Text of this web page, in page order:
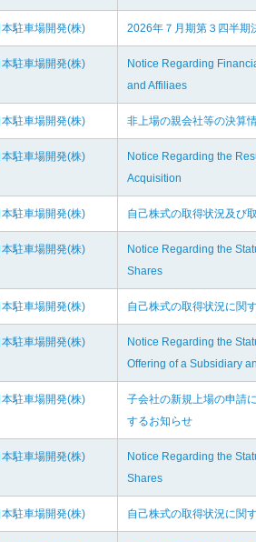
本駐車場開発(株) 2026年７月期第３四半期
本駐車場開発(株)
Notice Regarding
and Affiliaes
本駐車場開発(株) 非上場の親会社等の決算
本駐車場開発(株)
Notice Regarding the
Acquisition
本駐車場開発(株) 自己株式の取得状況及び
本駐車場開発(株)
Notice Regarding the
Shares
本駐車場開発(株) 自己株式の取得状況に関
本駐車場開発(株)
Notice Regarding the
Offering of a Subsidiary
本駐車場開発(株)
子会社の新規上場の申請
するお知らせ
本駐車場開発(株)
Notice Regarding the
Shares
本駐車場開発(株) 自己株式の取得状況に関